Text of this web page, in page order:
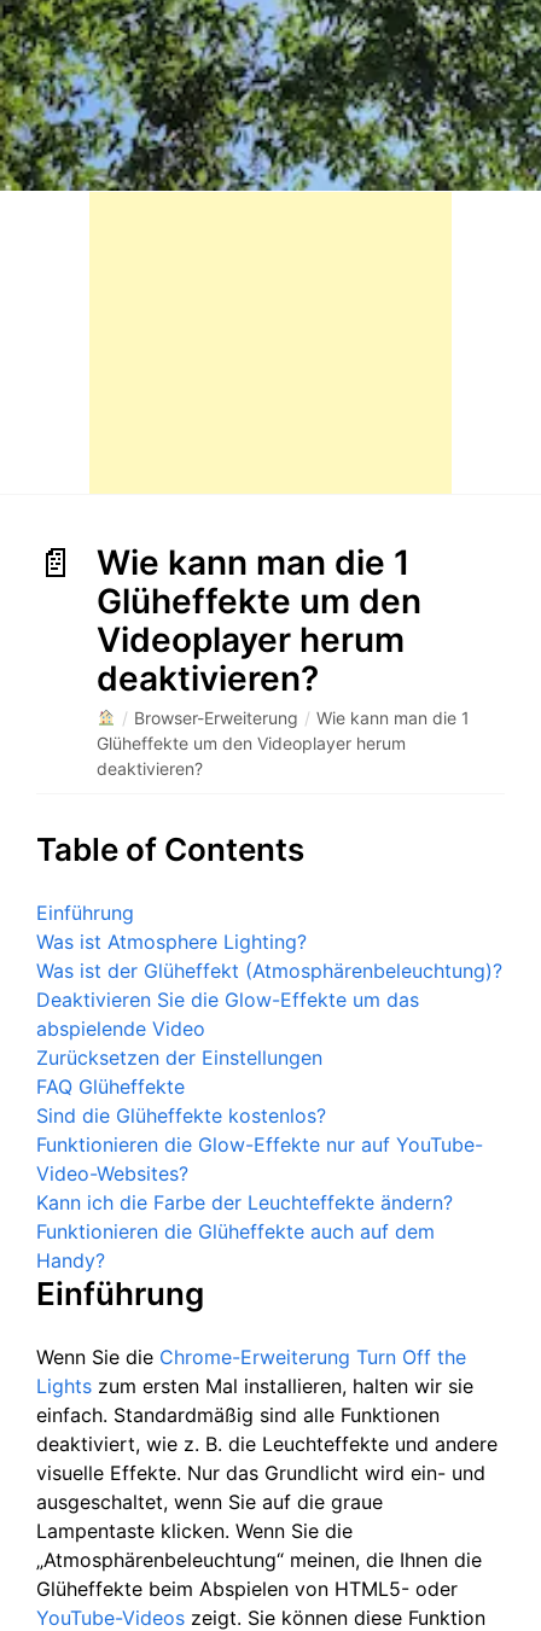
Wie kann man die 1
Glüheffekte um den
Videoplayer herum
deaktivieren?
/ Browser-Erweiterung / Wie kann man die 1
Glüheffekte um den Videoplayer herum
deaktivieren?
Table of Contents
Einführung
Was ist Atmosphere Lighting?
Was ist der Glüheffekt (Atmosphärenbeleuchtung)?
Deaktivieren Sie die Glow-Effekte um das
abspielende Video
Zurücksetzen der Einstellungen
FAQ Glüheffekte
Sind die Glüheffekte kostenlos?
Funktionieren die Glow-Effekte nur auf YouTube-
Video-Websites?
Kann ich die Farbe der Leuchteffekte ändern?
Funktionieren die Glüheffekte auch auf dem
Handy?
Einführung
Wenn Sie die Chrome-Erweiterung Turn Off the
Lights zum ersten Mal installieren, halten wir sie
einfach. Standardmäßig sind alle Funktionen
deaktiviert, wie z. B. die Leuchteffekte und andere
visuelle Effekte. Nur das Grundlicht wird ein- und
ausgeschaltet, wenn Sie auf die graue
Lampentaste klicken. Wenn Sie die
„Atmosphärenbeleuchtung“ meinen, die Ihnen die
Glüheffekte beim Abspielen von HTML5- oder
YouTube-Videos zeigt. Sie können diese Funktion